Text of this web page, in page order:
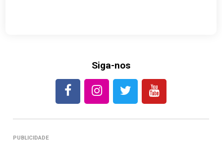
Siga-nos
PUBLICIDADE